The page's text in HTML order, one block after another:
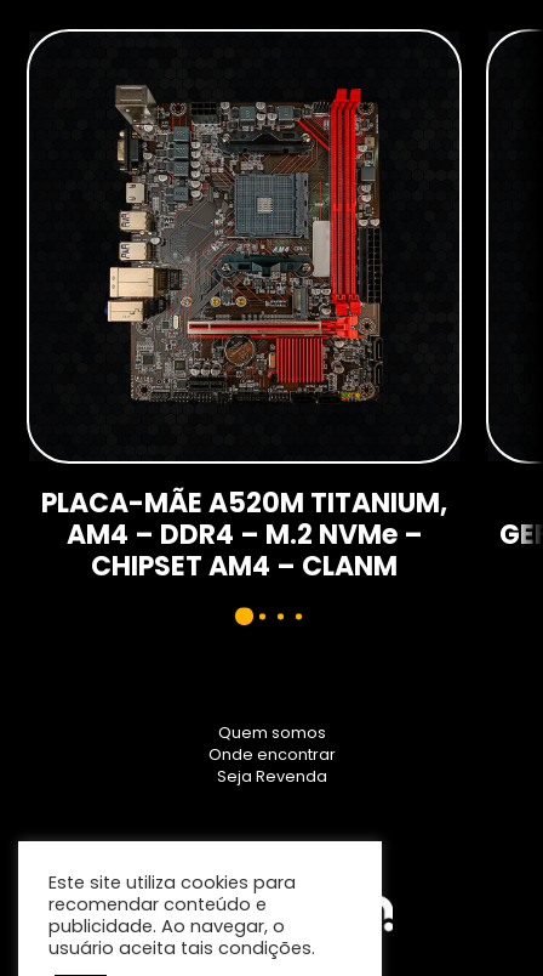
PLACA-MÃE A520M TITANIUM,
AM4 – DDR4 – M.2 NVMe –
CHIPSET AM4 – CLANM
Quem somos
Onde encontrar
Seja Revenda
Este site utiliza cookies para
recomendar conteúdo e
publicidade. Ao navegar, o
usuário aceita tais condições.